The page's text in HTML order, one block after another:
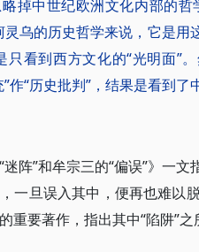
掉中世纪欧洲文化内部的哲
乌的历史哲学来说，它是用
只看到西方文化的“光明面”
作“历史批判”，结果是看到了
“迷阵”和牟宗三的“偏误”》一
一旦误入其中，便再也难以
重要著作，指出其中“陷阱”之